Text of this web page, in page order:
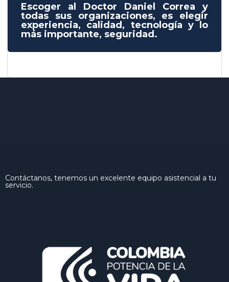
Escoger al Doctor Daniel Correa y
todas sus organizaciones, es elegir
experiencia, calidad, tecnología y lo
más importante, seguridad.
Contáctanos, tenemos un excelente equipo asistencial a tu
servicio.